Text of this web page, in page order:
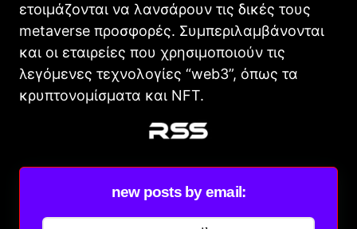
ετοιμάζονται να λανσάρουν τις δικές τους
metaverse προσφορές. Συμπεριλαμβάνονται
και οι εταιρείες που χρησιμοποιούν τις
λεγόμενες τεχνολογίες “web3”, όπως τα
κρυπτονομίσματα και NFT.
new posts by email: